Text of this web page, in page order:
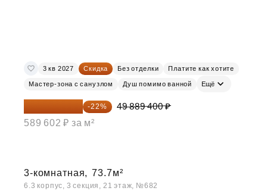
3 кв 2027 Скидка Без отделки Платите как хотите
Мастер-зона с санузлом Душ помимо ванной Ещё
38 913 732 ₽ -22%
49 889 400 ₽
589 602 ₽ за м²
3-комнатная, 73.7м²
6.3 корпус, 3 секция, 21 этаж, №682